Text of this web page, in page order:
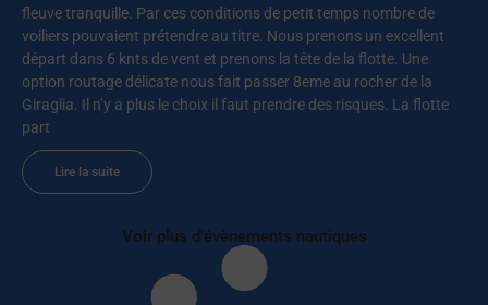
fleuve tranquille. Par ces conditions de petit temps nombre de
voiliers pouvaient prétendre au titre. Nous prenons un excellent
départ dans 6 knts de vent et prenons la tête de la flotte. Une
option routage délicate nous fait passer 8eme au rocher de la
Giraglia. Il n’y a plus le choix il faut prendre des risques. La flotte
part
Lire la suite
Voir plus d'évènements nautiques